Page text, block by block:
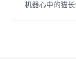
机器心中的猫长